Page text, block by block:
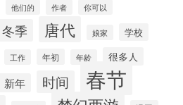
他们的 作者 你可以
冬季 唐代 娘家 学校
工作 年初 年龄 很多人
新年 时间 春节